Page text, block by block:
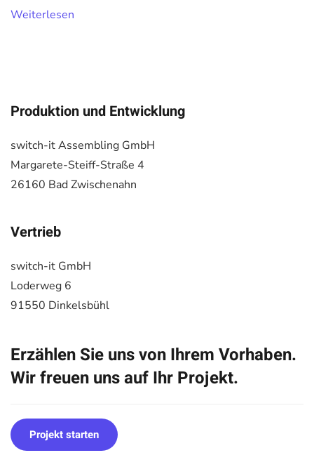
Weiterlesen
Produktion und Entwicklung
switch-it Assembling GmbH
Margarete-Steiff-Straße 4
26160 Bad Zwischenahn
Vertrieb
switch-it GmbH
Loderweg 6
91550 Dinkelsbühl
Erzählen Sie uns von Ihrem Vorhaben.
Wir freuen uns auf Ihr Projekt.
Projekt starten